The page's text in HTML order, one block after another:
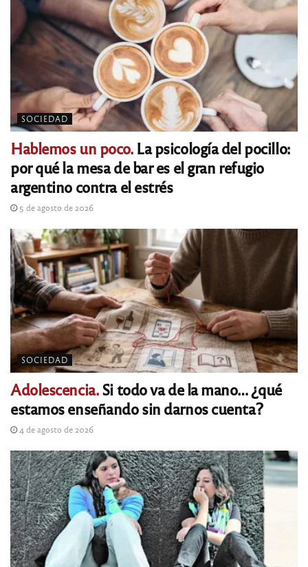
SOCIEDAD
Hablemos un poco.La psicología del pocillo:
por qué la mesa de bar es el gran refugio
argentino contra el estrés
5 de agosto de 2026
SOCIEDAD
Adolescencia.Si todo va de la mano… ¿qué
estamos enseñando sin darnos cuenta?
4 de agosto de 2026